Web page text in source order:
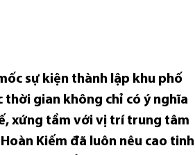
sự kiện thành lập khu phố
thời gian không chỉ có ý nghĩa
xứng tầm với vị trí trung tâm
Kiếm đã luôn nêu cao tinh